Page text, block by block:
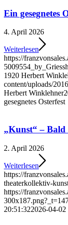
Ein gesegnetes
4. April 2026
Weiterlesen
https://
1920 Herbert
content/uploads/
Herbert Winklehner
gesegnetes Osterfest
„Kunst“ – Bald
2. April 2026
Weiterlesen
https://
theaterkollektiv-
https://
20:51:322026-04-